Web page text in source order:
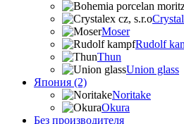
Moser
Rudolf
Thun
Union glass
Япония (2)
Noritake
Okura
Без производителя